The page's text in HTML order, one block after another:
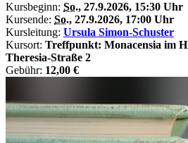
Kursbeginn: So., 27.9.2026, 15:30 Uhr
Kursende: So., 27.9.2026, 17:00 Uhr
Kursleitung: Ursula Simon-Schuster
Kursort: Treffpunkt: Monacensia im
Theresia-Straße 2
Gebühr: 12,00 €